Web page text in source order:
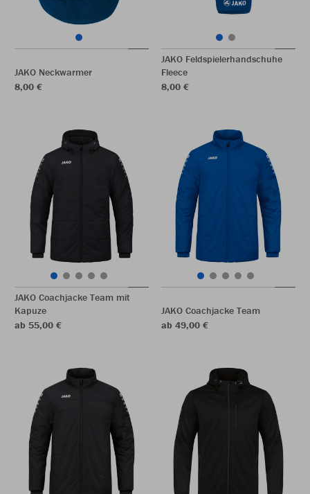
JAKO Neckwarmer
8,00 €
JAKO Feldspielerhandschuhe
Fleece
8,00 €
JAKO Coachjacke Team mit
Kapuze
ab 55,00 €
JAKO Coachjacke Team
ab 49,00 €